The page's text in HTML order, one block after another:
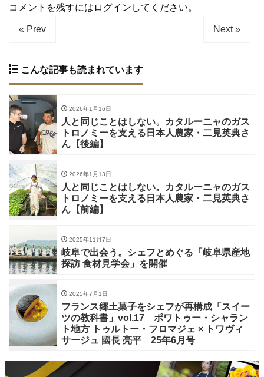
コメントを残すにはログインしてください。
« Prev Next »
こんな記事も読まれています
2026年1月16日
人と同じことはしない。カタルーニャのガス
トロノミーを支える日本人農家・二見英典さ
ん【後編】
2026年1月13日
人と同じことはしない。カタルーニャのガス
トロノミーを支える日本人農家・二見英典さ
ん【前編】
2025年11月7日
岐阜で出会う。シェフとめぐる「岐阜県産地
探訪 食材見学会」を開催
2025年7月1日
フランス郷土菓子をシェフが再構成「スイー
ツの教科書」vol.17 ポワトゥー・シャラン
ト地方 トゥルトー・フロマジェ × トワヴィ
サージュ 國長 亮平 25年6月号